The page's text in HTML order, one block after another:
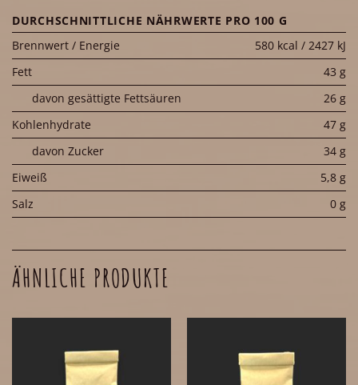
DURCHSCHNITTLICHE NÄHRWERTE PRO 100 G
Brennwert / Energie
580 kcal / 2427 kJ
Fett
43 g
davon gesättigte Fettsäuren
26 g
Kohlenhydrate
47 g
davon Zucker
34 g
Eiweiß
5,8 g
Salz
0 g
ÄHNLICHE PRODUKTE